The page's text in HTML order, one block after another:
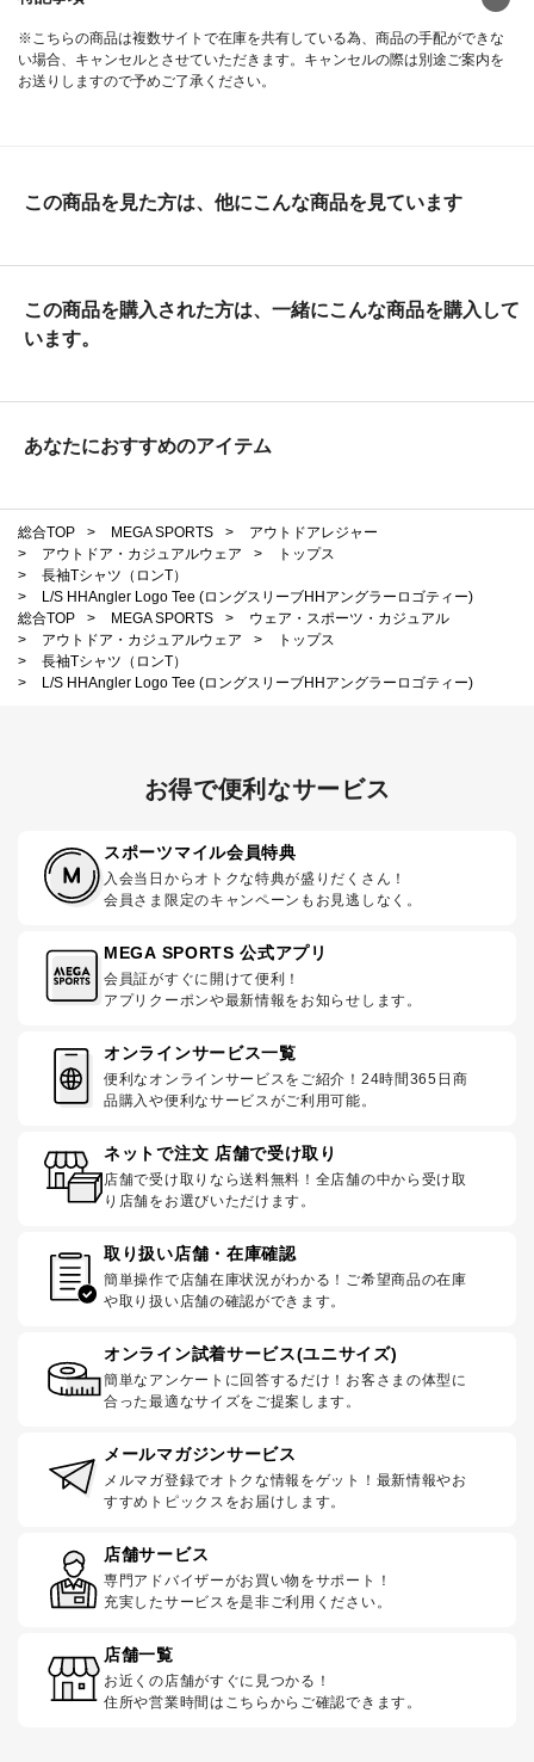
※こちらの商品は複数サイトで在庫を共有している為、商品の手配ができな
い場合、キャンセルとさせていただきます。キャンセルの際は別途ご案内を
お送りしますので予めご了承ください。
この商品を見た方は、他にこんな商品を見ています
この商品を購入された方は、一緒にこんな商品を購入して
います。
あなたにおすすめのアイテム
総合TOP > MEGA SPORTS >
アウトドアレジャー
>
アウトドア・カジュアルウェア >
トップス
>
長袖Tシャツ（ロンT）
>
L/S HHAngler Logo Tee (ロングスリーブHHアングラーロゴティー)
総合TOP
> MEGA SPORTS >
ウェア・スポーツ・カジュアル
>
アウトドア・カジュアルウェア >
トップス
>
長袖Tシャツ（ロンT）
>
L/S HHAngler Logo Tee (ロングスリーブHHアングラーロゴティー)
お得で便利なサービス
スポーツマイル会員特典
入会当日からオトクな特典が盛りだくさん！
会員さま限定のキャンペーンもお見逃しなく。
MEGA SPORTS 公式アプリ
会員証がすぐに開けて便利！
アプリクーポンや最新情報をお知らせします。
オンラインサービス一覧
便利なオンラインサービスをご紹介！24時間365日商
品購入や便利なサービスがご利用可能。
ネットで注文 店舗で受け取り
店舗で受け取りなら送料無料！全店舗の中から受け取
り店舗をお選びいただけます。
取り扱い店舗・在庫確認
簡単操作で店舗在庫状況がわかる！ご希望商品の在庫
や取り扱い店舗の確認ができます。
オンライン試着サービス(ユニサイズ)
簡単なアンケートに回答するだけ！お客さまの体型に
合った最適なサイズをご提案します。
メールマガジンサービス
メルマガ登録でオトクな情報をゲット！最新情報やお
すすめトピックスをお届けします。
店舗サービス
専門アドバイザーがお買い物をサポート！
充実したサービスを是非ご利用ください。
店舗一覧
お近くの店舗がすぐに見つかる！
住所や営業時間はこちらからご確認できます。